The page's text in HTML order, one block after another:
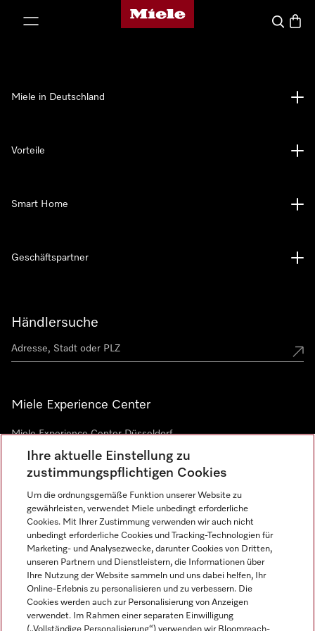
Miele-Homepage
Suche
Händlersuche
Miele Experience Center
Miele Experience Center Düsseldorf
Miele Experience Center Gütersloh
Newsletter
Miele in Deutschland
Vorteile
Smart Home
Geschäftspartner
Ihre aktuelle Einstellung zu
zustimmungspflichtigen Cookies
Um die ordnungsgemäße Funktion unserer Website zu
gewährleisten, verwendet Miele unbedingt erforderliche
Cookies. Mit Ihrer Zustimmung verwenden wir auch nicht
unbedingt erforderliche Cookies und Tracking-Technologien für
Marketing- und Analysezwecke, darunter Cookies von Dritten,
unseren Partnern und Dienstleistern, die Informationen über
Ihre Nutzung der Website sammeln und uns dabei helfen, Ihr
Online-Erlebnis zu personalisieren und zu verbessern. Die
Cookies werden auch zur Personalisierung von Anzeigen
verwendet. Im Rahmen einer separaten Einwilligung